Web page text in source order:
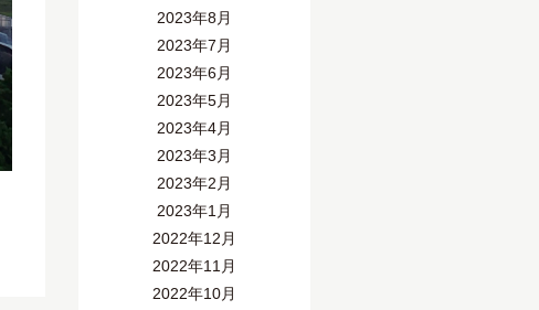
2023年8月
2023年7月
2023年6月
2023年5月
2023年4月
2023年3月
2023年2月
2023年1月
2022年12月
2022年11月
2022年10月